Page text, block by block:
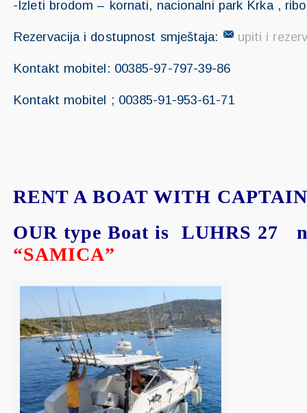
-Izleti brodom – kornati, nacionalni park Krka ,
Rezervacija i dostupnost smještaja: upiti i
Kontakt mobitel: 00385-97-797-39-86
Kontakt mobitel ; 00385-91-953-61-71
RENT A BOAT WITH
OUR type Boat is LUHRS 27
“SAMICA”